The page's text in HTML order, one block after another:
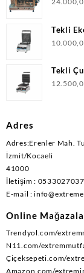
Tekli
Tekli
Adres
Adres:Erenler Mah.
İzmit/Kocaeli
41000
İletişim :
E-mail :
Online
Trendyol.com/
N11.com/
Çiçeksepeti.com/
Amazon.com/